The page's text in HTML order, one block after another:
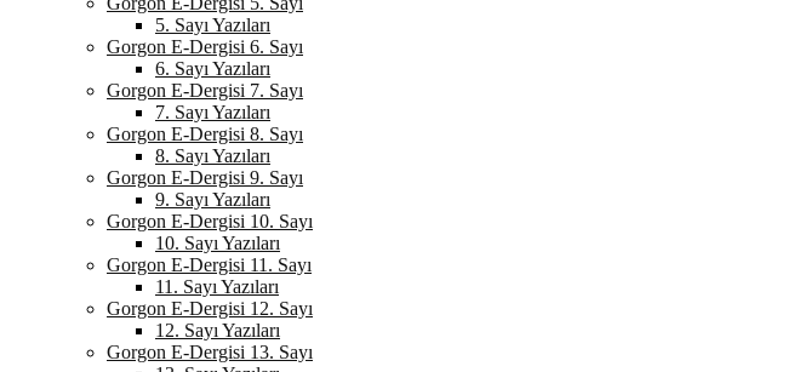
5. Sayı Yazıları
Gorgon E-Dergisi 6. Sayı
6. Sayı Yazıları
Gorgon E-Dergisi 7. Sayı
7. Sayı Yazıları
Gorgon E-Dergisi 8. Sayı
8. Sayı Yazıları
Gorgon E-Dergisi 9. Sayı
9. Sayı Yazıları
Gorgon E-Dergisi 10. Sayı
10. Sayı Yazıları
Gorgon E-Dergisi 11. Sayı
11. Sayı Yazıları
Gorgon E-Dergisi 12. Sayı
12. Sayı Yazıları
Gorgon E-Dergisi 13. Sayı